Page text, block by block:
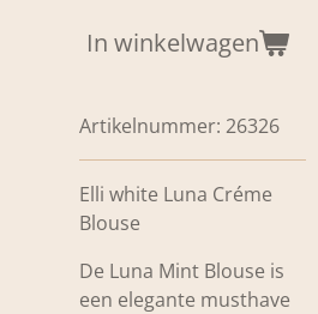
In winkelwagen
Artikelnummer: 26326
Elli white Luna Créme
Blouse
De Luna Mint Blouse is
een elegante musthave